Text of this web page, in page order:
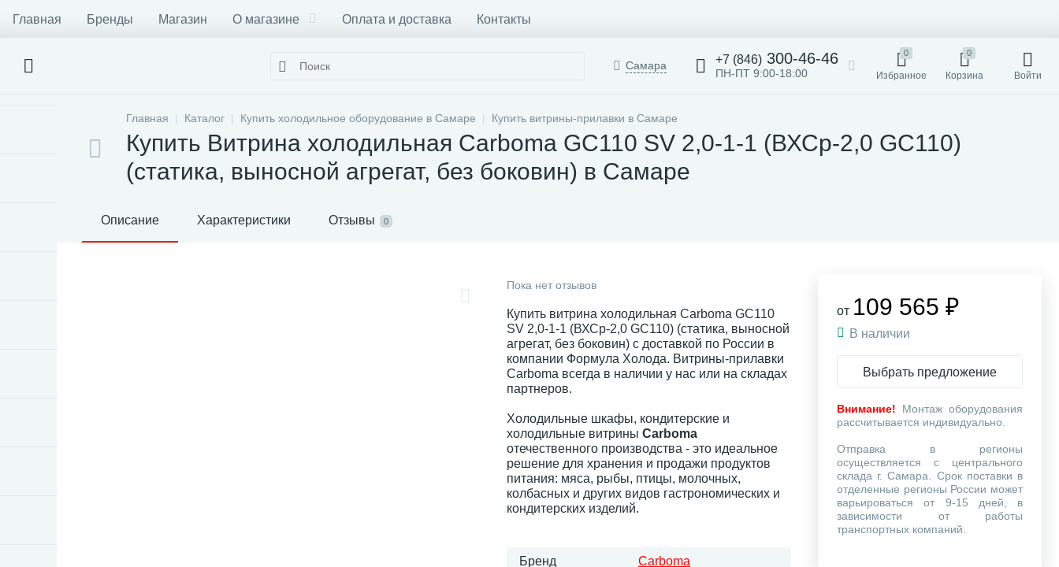
Главная Бренды Магазин О магазине Оплата и доставка Контакты
Самара +7 (846) 300-46-46
ПН-ПТ 9:00-18:00
0
Избранное
0
Корзина Войти
Главная Каталог Купить холодильное оборудование в Самаре Купить витрины-прилавки в Самаре
Купить Витрина холодильная Carboma GC110 SV 2,0-1-1 (ВХСр-2,0 GC110)
(статика, выносной агрегат, без боковин) в Самаре
Описание Характеристики Отзывы 0
Пока нет отзывов
Купить витрина холодильная Carboma GC110
SV 2,0-1-1 (ВХСр-2,0 GC110) (статика, выносной
агрегат, без боковин) с доставкой по России в
компании Формула Холода. Витрины-прилавки
Carboma всегда в наличии у нас или на складах
партнеров.
Холодильные шкафы, кондитерские и
холодильные витрины Carboma
отечественного производства - это идеальное
решение для хранения и продажи продуктов
питания: мяса, рыбы, птицы, молочных,
колбасных и других видов гастрономических и
кондитерских изделий.
Бренд Carboma
от 109 565 ₽
В наличии
Выбрать предложение
Внимание! Монтаж оборудования
рассчитывается индивидуально.
Отправка в регионы
осуществляется с центрального
склада г. Самара. Срок поставки в
отделенные регионы России может
варьироваться от 9-15 дней, в
зависимости от работы
транспортных компаний.